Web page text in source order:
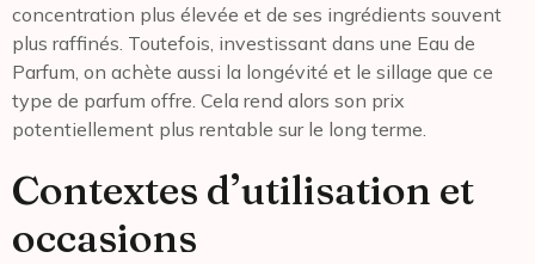
concentration plus élevée et de ses ingrédients souvent
plus raffinés. Toutefois, investissant dans une Eau de
Parfum, on achète aussi la longévité et le sillage que ce
type de parfum offre. Cela rend alors son prix
potentiellement plus rentable sur le long terme.
Contextes d’utilisation et
occasions